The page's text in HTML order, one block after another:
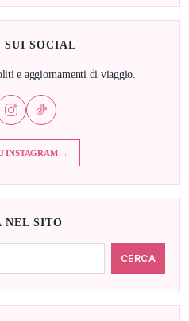
SUI SOCIAL
e aggiornamenti di viaggio.
INSTAGRAM →
NEL SITO